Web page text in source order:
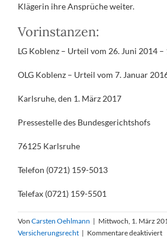
Klägerin ihre Ansprüche weiter.
Vorinstanzen:
LG Koblenz – Urteil vom 26. Juni 2014 –
OLG Koblenz – Urteil vom 7. Januar
Karlsruhe, den 1. März 2017
Pressestelle des Bundesgerichtshofs
76125 Karlsruhe
Telefon (0721) 159-5013
Telefax (0721) 159-5501
Von Carsten Oehlmann | Mittwoch, 1. März
Versicherungsrecht | Kommentare deaktiviertfür